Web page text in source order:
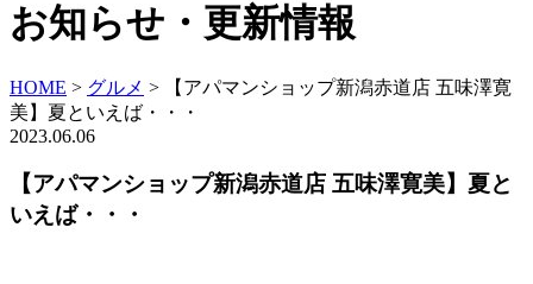
お知らせ・更新情報
HOME > グルメ >
【アパマンショップ新潟赤道店 五味澤寛
美】夏といえば・・・
2023.06.06
【アパマンショップ新潟赤道店 五味澤寛美】夏と
いえば・・・